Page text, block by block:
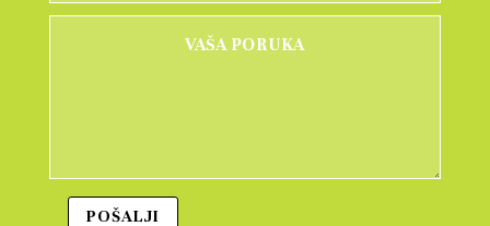
POŠALJI